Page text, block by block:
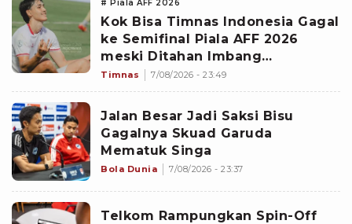
# Piala AFF 2026
Kok Bisa Timnas Indonesia Gagal
ke Semifinal Piala AFF 2026
meski Ditahan Imbang
Singapura?
Timnas 7/08/2026 - 23:49
Jalan Besar Jadi Saksi Bisu
Gagalnya Skuad Garuda
Mematuk Singa
Bola Dunia 7/08/2026 - 23:37
Telkom Rampungkan Spin-Off